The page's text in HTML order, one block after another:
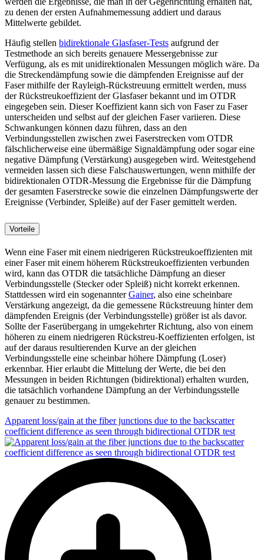
zu denen der ersten Aufnahmemessung addiert und daraus
Mittelwerte gebildet.
Häufig stellen bidirektionale Glasfaser-Tests aufgrund der
Testmethode an sich bereits genauere Messergebnisse zur
Verfügung, als es mit unidirektionalen Messungen möglich wäre. Da
die Streckendämpfung sowie die dämpfenden Ereignisse auf der
Faser mithilfe der Rayleigh-Rückstreuung ermittelt werden, muss
der Rückstreukoeffizient der Glasfaser bekannt und im OTDR
eingegeben sein. Dieser Koeffizient kann sich von Faser zu Faser
unterscheiden und selbst auf der gleichen Faser variieren. Diese
Schwankungen können dazu führen, dass an den
Verbindungsstellen zwischen zwei Faserstrecken vom OTDR
fälschlicherweise eine übermäßige Signaldämpfung oder sogar eine
negative Dämpfung (Verstärkung) ausgegeben wird. Weitestgehend
vermeiden lassen sich diese Falschauswertungen, wenn mithilfe der
bidirektionalen OTDR-Messung die Ergebnisse für die Dämpfung
der gesamten Faserstrecke sowie die einzelnen Dämpfungswerte der
Ereignisse (Verbinder, Spleiße) auf der Faser gemittelt werden.
Vorteile
Wenn eine Faser mit einem niedrigeren Rückstreukoeffizienten mit
einer Faser mit einem höherem Rückstreukoeffizienten verbunden
wird, kann das OTDR die tatsächliche Dämpfung an dieser
Verbindungsstelle (Stecker oder Spleiß) nicht korrekt erkennen.
Stattdessen wird ein sogenannterGainer, also eine scheinbare
Verstärkung angezeigt, da die gemessene Rückstreuung hinter dem
dämpfenden Ereignis (der Verbindungsstelle) größer ist als davor.
Sollte der Faserübergang in umgekehrter Richtung, also von einem
höheren zu einem niedrigeren Rückstreu-Koeffizienten erfolgen, ist
auf der daraus resultierenden Kurve an der gleichen
Verbindungsstelle eine scheinbar höhere Dämpfung (Loser)
erkennbar. Hier erlaubt die Mittelung der Werte, die bei den
Messungen in beiden Richtungen (bidirektional) erhalten wurden,
die tatsächlich vorhandene Dämpfung an der Verbindungsstelle
genauer zu bestimmen.
Apparent loss/gain at the fiber junctions due to the backscatter
coefficient difference as seen through bidirectional OTDR test